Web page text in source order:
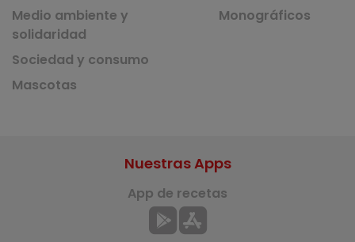
Medio ambiente y
solidaridad
Sociedad y consumo
Mascotas
Monográficos
Nuestras Apps
App de recetas